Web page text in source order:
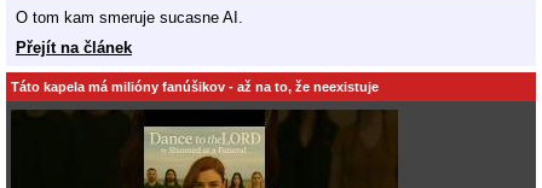
O tom kam smeruje sucasne AI.
Přejít na článek
Táto kapela má milióny fanúšikov - až na to, že neexistuje